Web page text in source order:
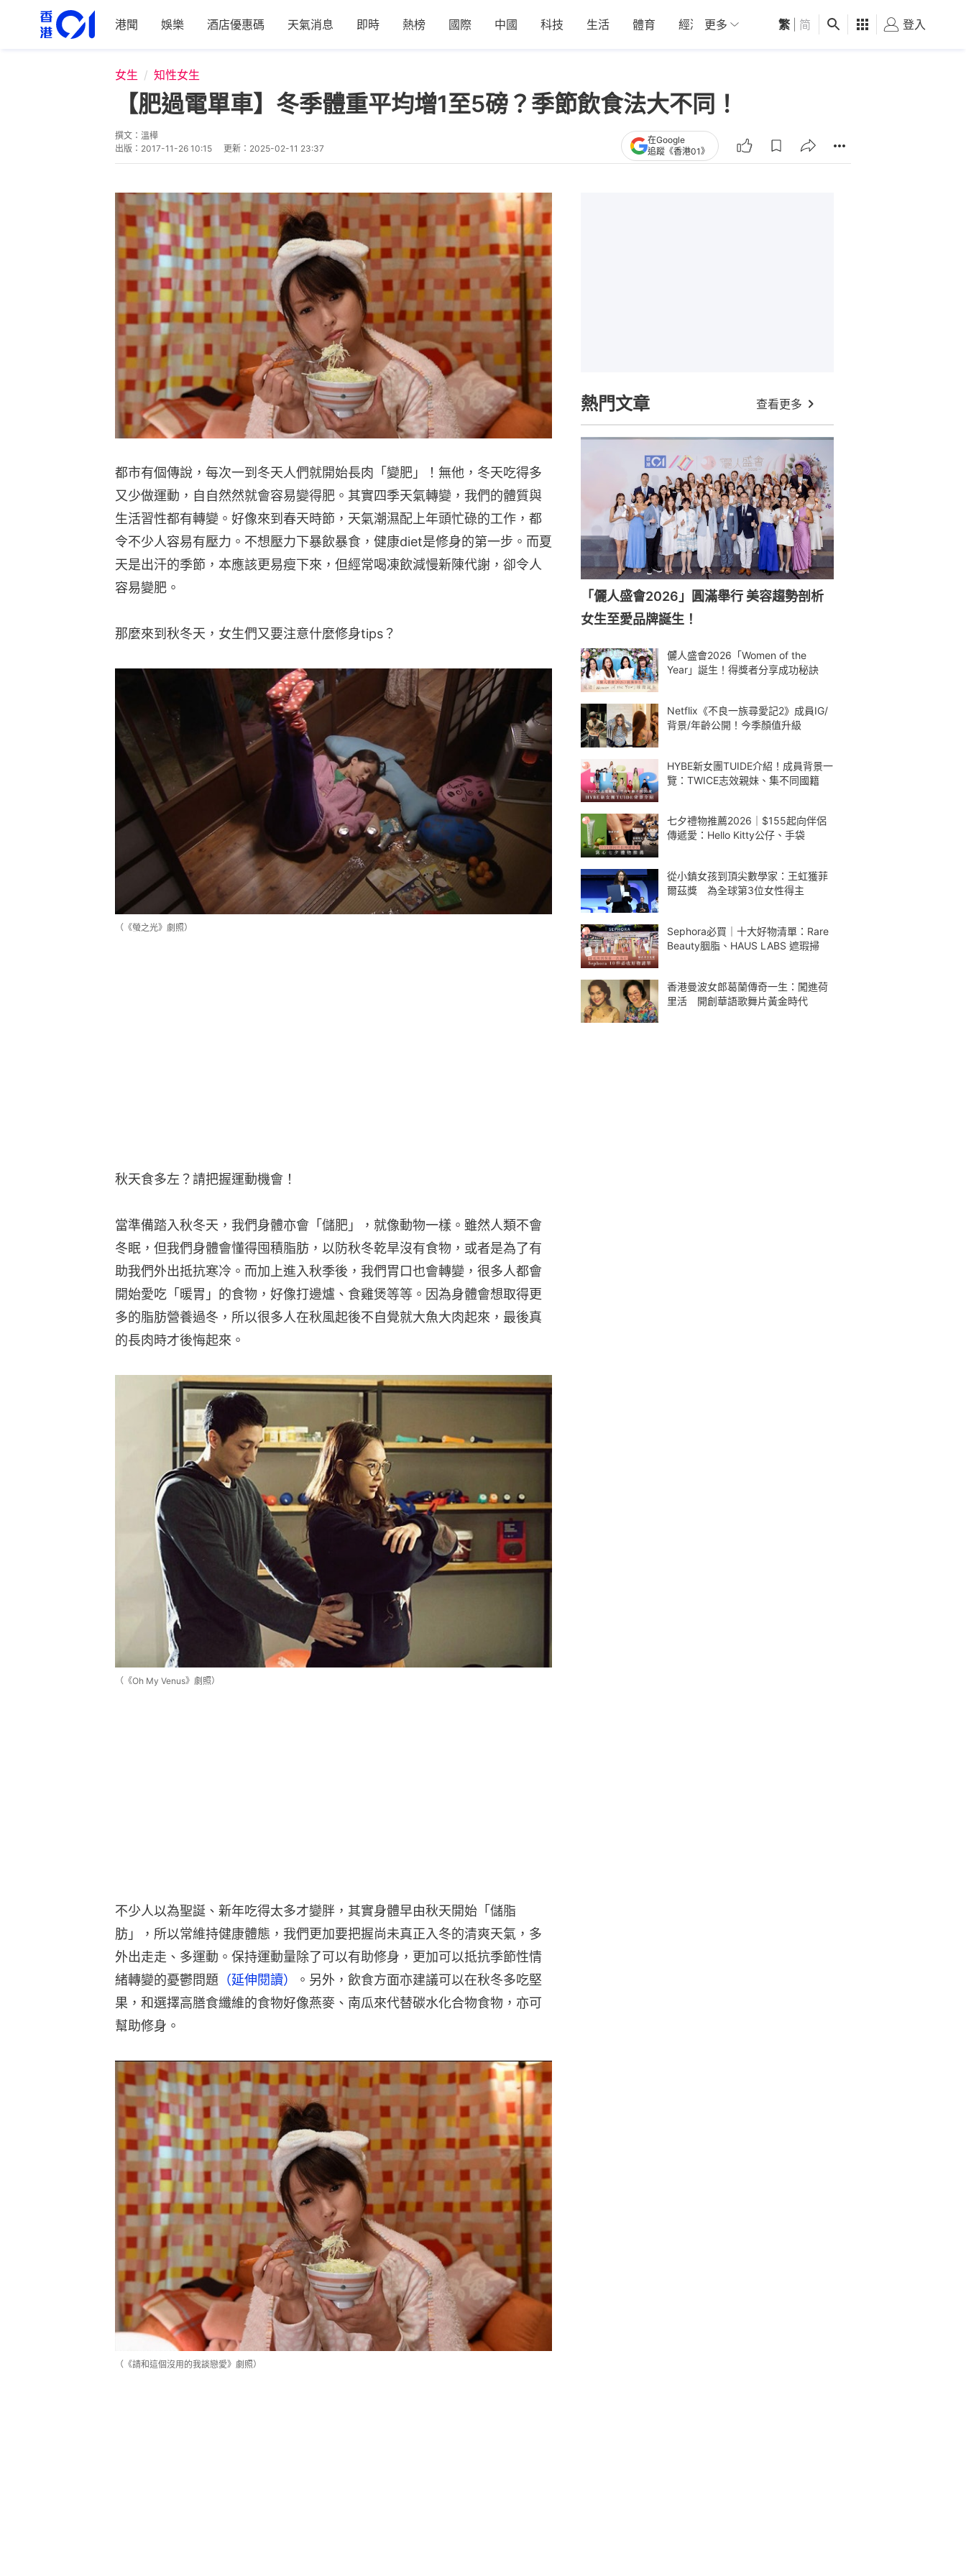
港聞 娛樂 酒店優惠碼 天氣消息 即時 熱榜 國際 中國 科技 生活 體育 經濟 01深圳 觀點 健康 好食玩飛
更多 繁 简 登入
女生 知性女生
【肥過電單車】冬季體重平均增1至5磅？季節飲食法大不同！
撰文： 溫樺
出版： 2017-11-26 10:15 更新： 2025-02-11 23:37
在Google
追蹤《香港01》
都市有個傳說，每次一到冬天人們就開始長肉「變肥」！無他，冬天吃得多
又少做運動，自自然然就會容易變得肥。其實四季天氣轉變，我們的體質與
生活習性都有轉變。好像來到春天時節，天氣潮濕配上年頭忙碌的工作，都
令不少人容易有壓力。不想壓力下暴飲暴食，健康diet是修身的第一步。而夏
天是出汗的季節，本應該更易瘦下來，但經常喝凍飲減慢新陳代謝，卻令人
容易變肥。
那麼來到秋冬天，女生們又要注意什麼修身tips？
（《螢之光》劇照）
秋天食多左？請把握運動機會！
當準備踏入秋冬天，我們身體亦會「儲肥」，就像動物一樣。雖然人類不會
冬眠，但我們身體會懂得囤積脂肪，以防秋冬乾旱沒有食物，或者是為了有
助我們外出抵抗寒冷。而加上進入秋季後，我們胃口也會轉變，很多人都會
開始愛吃「暖胃」的食物，好像打邊爐、食雞煲等等。因為身體會想取得更
多的脂肪營養過冬，所以很多人在秋風起後不自覺就大魚大肉起來，最後真
的長肉時才後悔起來。
（《Oh My Venus》劇照）
不少人以為聖誕、新年吃得太多才變胖，其實身體早由秋天開始「儲脂
肪」，所以常維持健康體態，我們更加要把握尚未真正入冬的清爽天氣，多
外出走走、多運動。保持運動量除了可以有助修身，更加可以抵抗季節性情
緒轉變的憂鬱問題 （延伸閱讀）
。另外，飲食方面亦建議可以在秋冬多吃堅
果，和選擇高膳食纖維的食物好像燕麥、南瓜來代替碳水化合物食物，亦可
幫助修身。
（《請和這個沒用的我談戀愛》劇照）
熱門文章 查看更多
「儷人盛會2026」圓滿舉行 美容趨勢剖析
女生至愛品牌誕生！
儷人盛會2026「Women of the
Year」誕生！得獎者分享成功秘訣
Netflix《不良一族尋愛記2》成員IG/
背景/年齡公開！今季顏值升級
HYBE新女團TUIDE介紹！成員背景一
覽：TWICE志效親妹、集不同國籍
七夕禮物推薦2026｜$155起向伴侶
傳遞愛：Hello Kitty公仔、手袋
從小鎮女孩到頂尖數學家：王虹獲菲
爾茲獎 為全球第3位女性得主
Sephora必買｜十大好物清單：Rare
Beauty胭脂、HAUS LABS 遮瑕掃
香港曼波女郎葛蘭傳奇一生：闖進荷
里活 開創華語歌舞片黃金時代